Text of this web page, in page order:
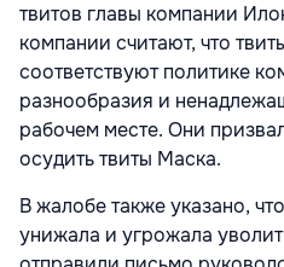
твитов главы компании
компании считают, что
соответствуют политике
разнообразия и
рабочем месте. Они
осудить твиты Маска.
В жалобе также указано,
унижала и угрожала